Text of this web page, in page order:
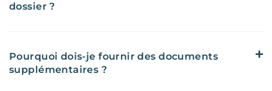
dossier ?
Pourquoi dois-je fournir des documents
supplémentaires ?